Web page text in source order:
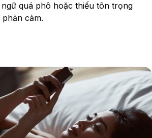
quá phô hoặc thiếu tôn trọng
cảm.